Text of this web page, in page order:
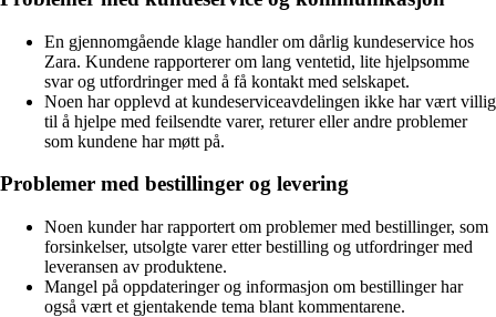
En gjennomgående klage handler om dårlig kundeservice hos
Zara. Kundene rapporterer om lang ventetid, lite hjelpsomme
svar og utfordringer med å få kontakt med selskapet.
Noen har opplevd at kundeserviceavdelingen ikke har vært villig
til å hjelpe med feilsendte varer, returer eller andre problemer
som kundene har møtt på.
Problemer med bestillinger og levering
Noen kunder har rapportert om problemer med bestillinger, som
forsinkelser, utsolgte varer etter bestilling og utfordringer med
leveransen av produktene.
Mangel på oppdateringer og informasjon om bestillinger har
også vært et gjentakende tema blant kommentarene.